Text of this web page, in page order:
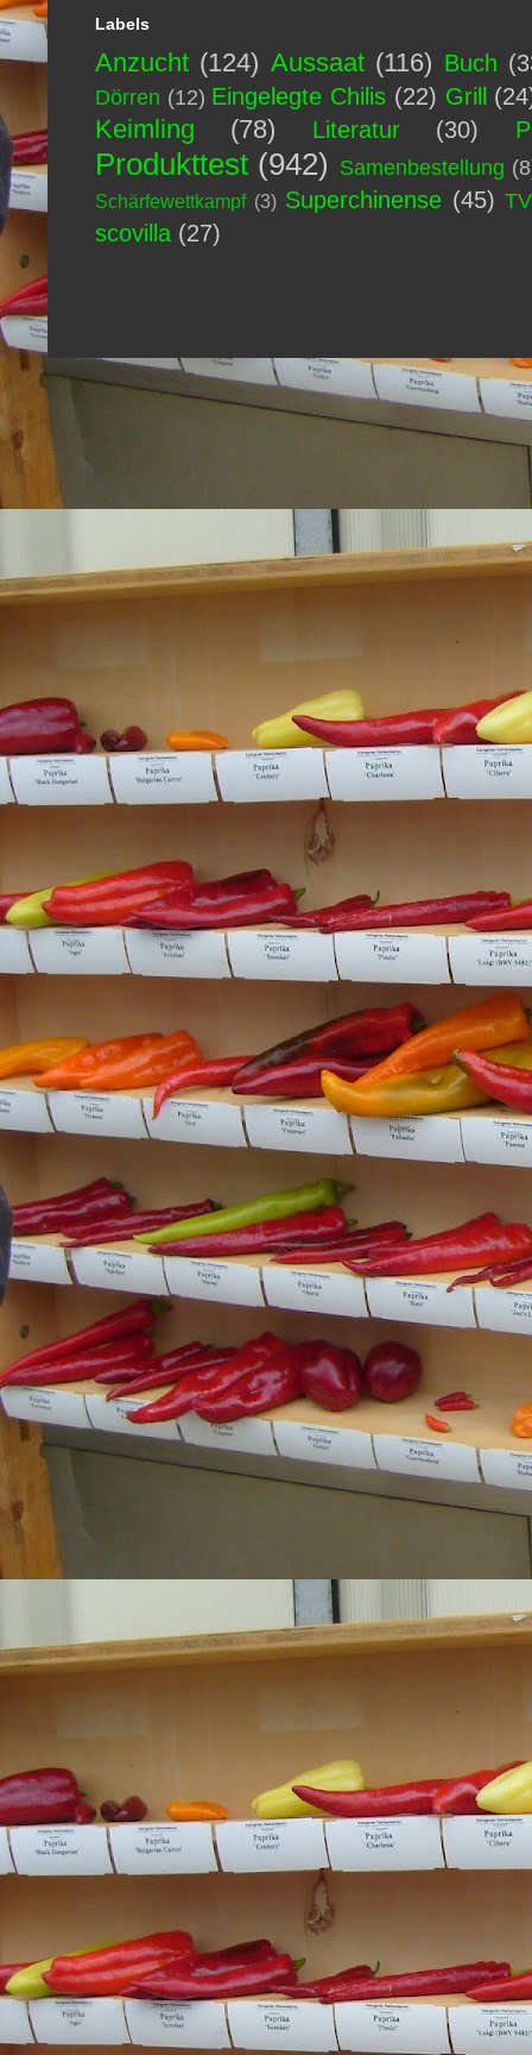
Labels
Anzucht (124) Aussaat (116) Buch
Dörren (12) Eingelegte Chilis (22) Grill
Keimling (78) Literatur (30)
Produkttest (942) Samenbestellung
Schärfewettkampf (3) Superchinense (45) TV
scovilla (27)